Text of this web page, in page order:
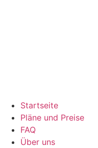
Startseite
Pläne und Preise
FAQ
Über uns